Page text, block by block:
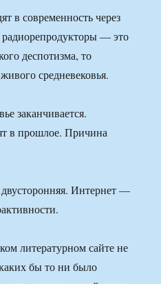
в современность через
— это
деспотизма, то
средневековья.
заканчивается.
в прошлое. Причина
Интернет —
литературном сайте не
бы то ни было